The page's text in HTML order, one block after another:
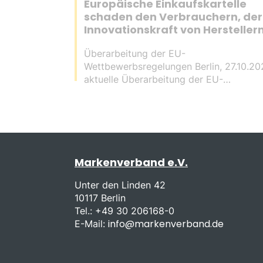
Europäische Einkaufskartelle
schaden den Verbrauchern, der
Innovationskraft von
Überarbeitung der EU-
Wettbewerbsregelungen Berlin,
aktuelle Überarbeitung der EU-
als Gatekeeper mahnt…
Markenverband e.V.
Unter den Linden 42
10117 Berlin
Tel.: +49 30 206168-0
E-Mail: info@markenverband.de